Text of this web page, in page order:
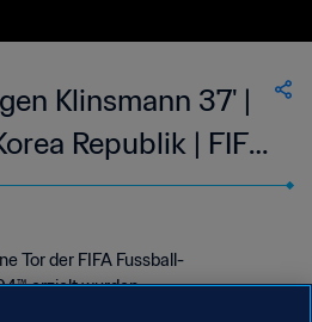
Klinsmann 37' |
Republik | FIFA
USA
Tor der FIFA Fussball-
erzielt wurden.